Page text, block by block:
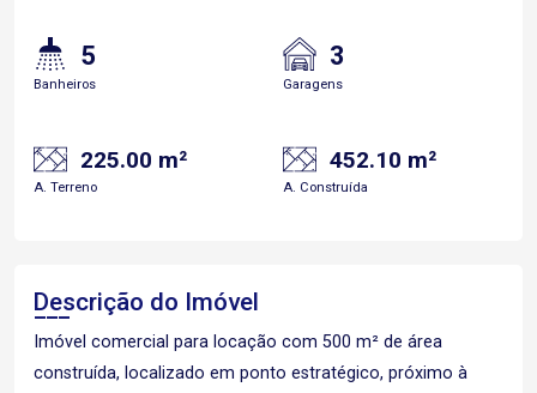
5
Banheiros
3
Garagens
225.00 m²
A. Terreno
452.10 m²
A. Construída
Descrição do Imóvel
Imóvel comercial para locação com 500 m² de área
construída, localizado em ponto estratégico, próximo à